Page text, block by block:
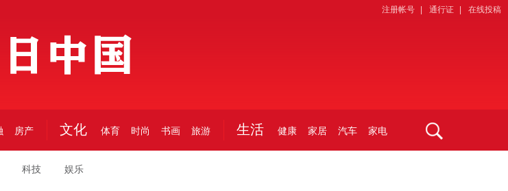
注册帐号 通行证 在线投稿
房产 文化 体育 时尚 书画 旅游 生活 健康 家居 汽车 家电
科技 娱乐